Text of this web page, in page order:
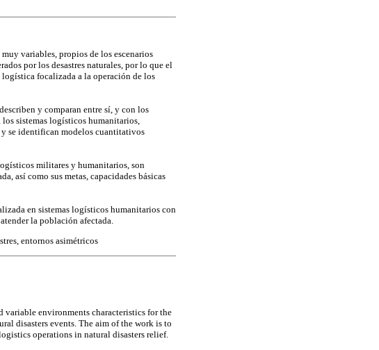
variables, propios de los escenarios
por los desastres naturales, por lo que el
focalizada a la operación de los
y comparan entre sí, y con los
sistemas logísticos humanitarios,
se identifican modelos cuantitativos
militares y humanitarios, son
así como sus metas, capacidades básicas
en sistemas logísticos humanitarios con
la población afectada.
entornos asimétricos
variable environments characteristics for the
disasters events. The aim of the work is to
operations in natural disasters relief.